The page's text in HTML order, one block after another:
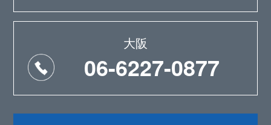
大阪
06-6227-0877